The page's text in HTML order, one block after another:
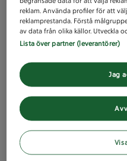
reklam. Använda profiler för att
reklamprestanda. Förstå
av data från olika källor. Utveckla
Lista över partner (leverantörer)
Jag